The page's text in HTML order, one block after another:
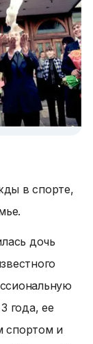
в спорте,
дочь
года, ее
спортом и